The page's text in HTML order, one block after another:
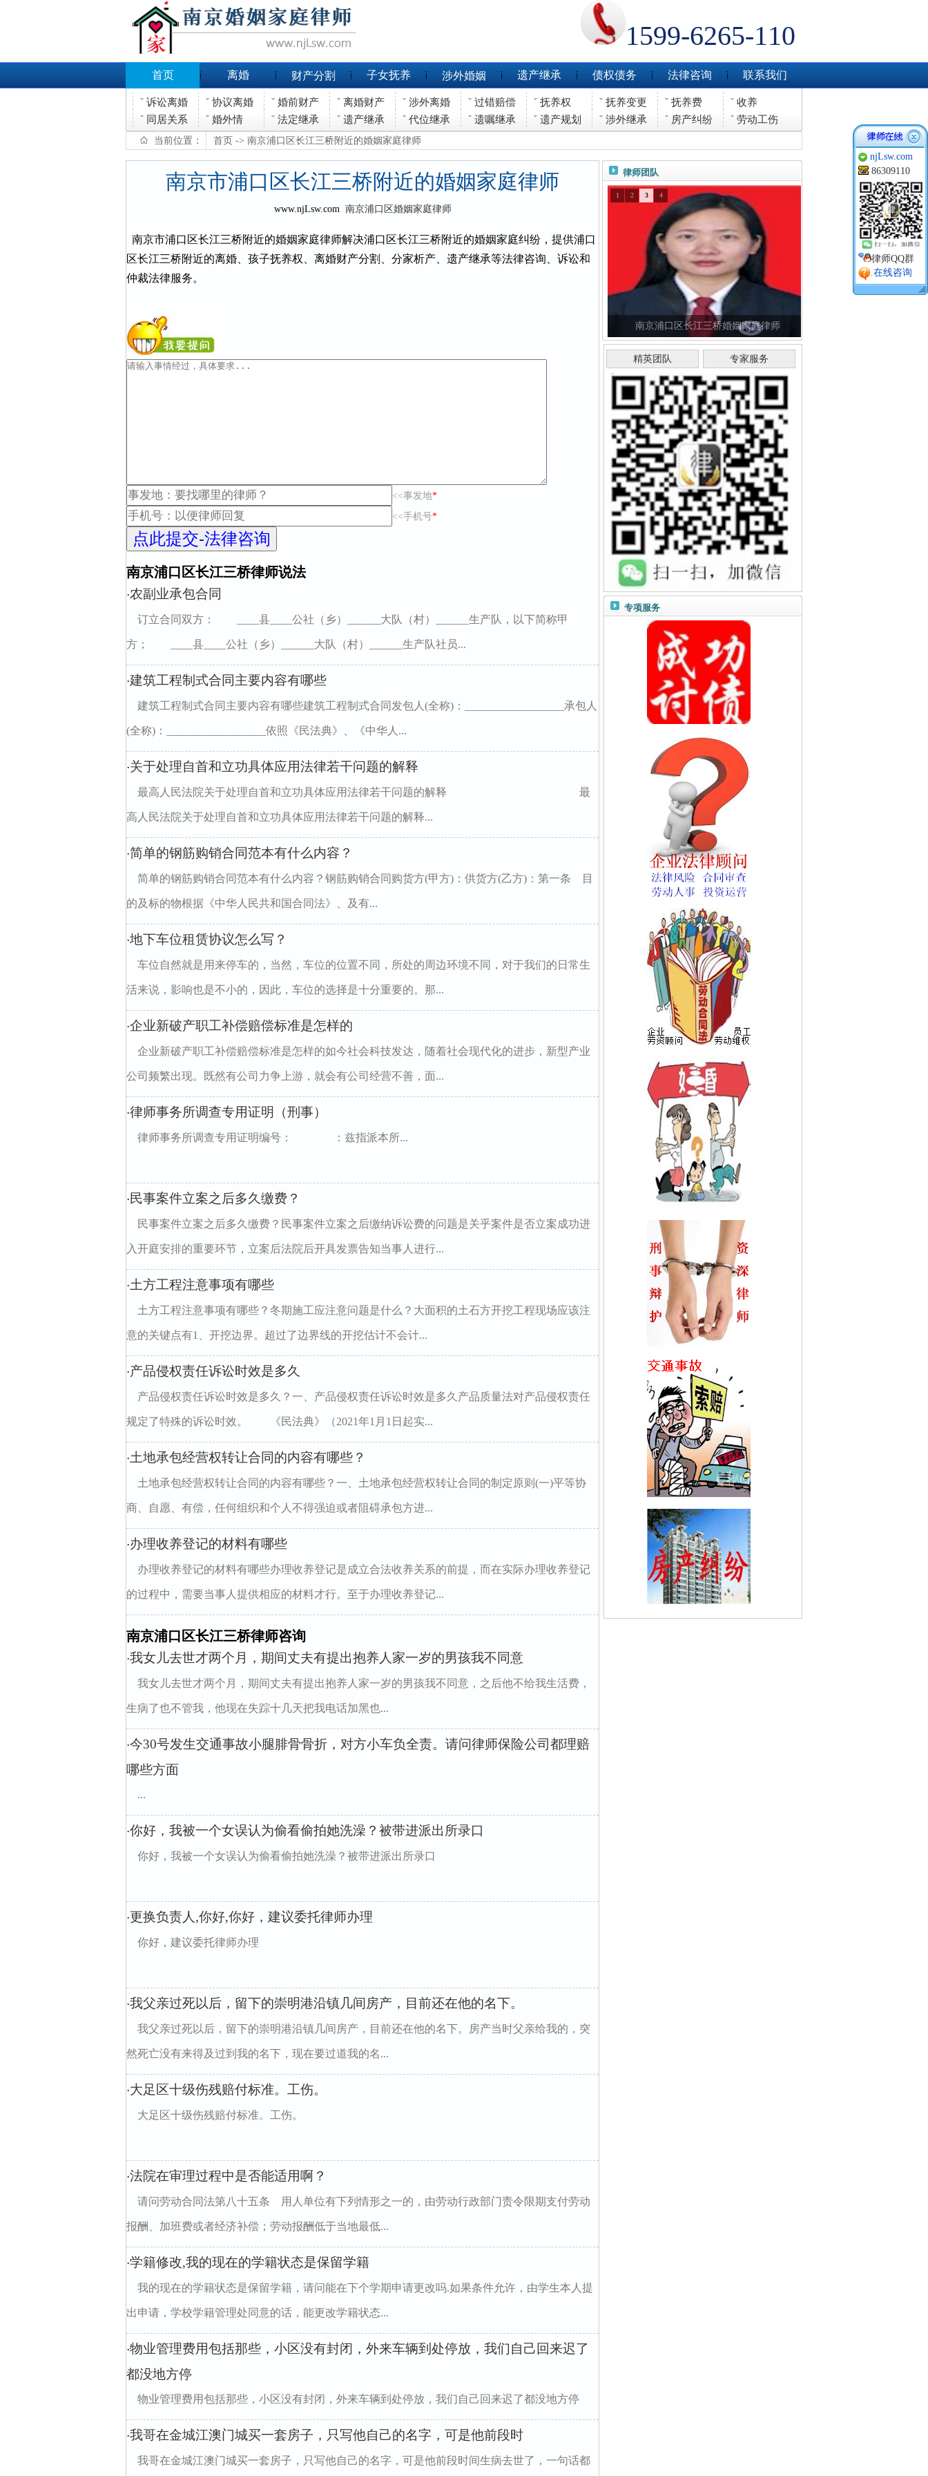
1599-6265-110
首页 离婚 财产分割 子女抚养 涉外婚姻 遗产继承 债权债务 法律咨询 联系我们
诉讼离婚 协议离婚 婚前财产 离婚财产 涉外离婚 过错赔偿 抚养权 抚养变更 抚养费
收养
同居关系
婚外情 法定继承 遗产继承 代位继承 遗嘱继承 遗产规划 涉外继承 房产纠纷 劳动工伤
当前位置： 首页 -> 南京浦口区长江三桥附近的婚姻家庭律师
南京市浦口区长江三桥附近的婚姻家庭律师
www.njLsw.com 南京浦口区婚姻家庭律师
南京市浦口区长江三桥附近的婚姻家庭律师解决浦口区长江三桥附近的婚姻家庭纠纷，提供浦口
区长江三桥附近的离婚、孩子抚养权、离婚财产分割、分家析产、遗产继承等法律咨询、诉讼和
仲裁法律服务。
<<事发地*
<<手机号*
南京浦口区长江三桥律师说法
·农副业承包合同
订立合同双方： ____县____公社（乡）______大队（村）______生产队，以下简称甲
方； ____县____公社（乡）______大队（村）______生产队社员...
·建筑工程制式合同主要内容有哪些
建筑工程制式合同主要内容有哪些建筑工程制式合同发包人(全称)：__________________承包人
(全称)：__________________依照《民法典》、《中华人...
·关于处理自首和立功具体应用法律若干问题的解释
最高人民法院关于处理自首和立功具体应用法律若干问题的解释 最
高人民法院关于处理自首和立功具体应用法律若干问题的解释...
·简单的钢筋购销合同范本有什么内容？
简单的钢筋购销合同范本有什么内容？钢筋购销合同购货方(甲方)：供货方(乙方)：第一条 目
的及标的物根据《中华人民共和国合同法》、及有...
·地下车位租赁协议怎么写？
车位自然就是用来停车的，当然，车位的位置不同，所处的周边环境不同，对于我们的日常生
活来说，影响也是不小的，因此，车位的选择是十分重要的。那...
·企业新破产职工补偿赔偿标准是怎样的
企业新破产职工补偿赔偿标准是怎样的如今社会科技发达，随着社会现代化的进步，新型产业
公司频繁出现。既然有公司力争上游，就会有公司经营不善，面...
·律师事务所调查专用证明（刑事）
律师事务所调查专用证明编号： ：兹指派本所...
· 民事案件立案之后多久缴费？
民事案件立案之后多久缴费？民事案件立案之后缴纳诉讼费的问题是关乎案件是否立案成功进
入开庭安排的重要环节，立案后法院后开具发票告知当事人进行...
·土方工程注意事项有哪些
土方工程注意事项有哪些？冬期施工应注意问题是什么？大面积的土石方开挖工程现场应该注
意的关键点有1、开挖边界。超过了边界线的开挖估计不会计...
·产品侵权责任诉讼时效是多久
产品侵权责任诉讼时效是多久？一、产品侵权责任诉讼时效是多久产品质量法对产品侵权责任
规定了特殊的诉讼时效。 《民法典》（2021年1月1日起实...
·土地承包经营权转让合同的内容有哪些？
土地承包经营权转让合同的内容有哪些？一、土地承包经营权转让合同的制定原则(一)平等协
商、自愿、有偿，任何组织和个人不得强迫或者阻碍承包方进...
·办理收养登记的材料有哪些
办理收养登记的材料有哪些办理收养登记是成立合法收养关系的前提，而在实际办理收养登记
的过程中，需要当事人提供相应的材料才行。至于办理收养登记...
南京浦口区长江三桥律师咨询
·我女儿去世才两个月，期间丈夫有提出抱养人家一岁的男孩我不同意
我女儿去世才两个月，期间丈夫有提出抱养人家一岁的男孩我不同意，之后他不给我生活费，
生病了也不管我，他现在失踪十几天把我电话加黑也...
·今30号发生交通事故小腿腓骨骨折，对方小车负全责。请问律师保险公司都理赔
哪些方面
...
·你好，我被一个女误认为偷看偷拍她洗澡？被带进派出所录口
你好，我被一个女误认为偷看偷拍她洗澡？被带进派出所录口
·更换负责人,你好,你好，建议委托律师办理
你好，建议委托律师办理
·我父亲过死以后，留下的崇明港沿镇几间房产，目前还在他的名下。
我父亲过死以后，留下的崇明港沿镇几间房产，目前还在他的名下。房产当时父亲给我的，突
然死亡没有来得及过到我的名下，现在要过道我的名...
·大足区十级伤残赔付标准。工伤。
大足区十级伤残赔付标准。工伤。
·法院在审理过程中是否能适用啊？
请问劳动合同法第八十五条 用人单位有下列情形之一的，由劳动行政部门责令限期支付劳动
报酬、加班费或者经济补偿；劳动报酬低于当地最低...
·学籍修改,我的现在的学籍状态是保留学籍
我的现在的学籍状态是保留学籍，请问能在下个学期申请更改吗.如果条件允许，由学生本人提
出申请，学校学籍管理处同意的话，能更改学籍状态...
·物业管理费用包括那些，小区没有封闭，外来车辆到处停放，我们自己回来迟了
都没地方停
物业管理费用包括那些，小区没有封闭，外来车辆到处停放，我们自己回来迟了都没地方停
divclass="w990mamt20
·我哥在金城江澳门城买一套房子，只写他自己的名字，可是他前段时
我哥在金城江澳门城买一套房子，只写他自己的名字，可是他前段时间生病去世了，一句话都
律师团队
南京浦口区长江三桥婚姻家庭律师
1 2 3 4
精英团队 专家服务
专项服务
林山村婚姻家庭律师 明因寺婚姻家庭律
njLsw.com
86309110
律师QQ群
.在线咨询